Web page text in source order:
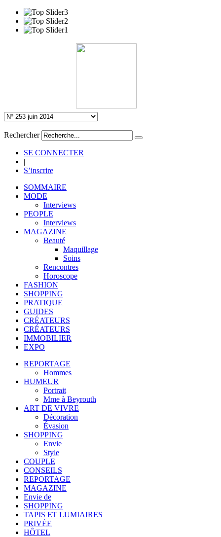
Rechercher
SE CONNECTER
|
S’inscrire
SOMMAIRE
MODE
Interviews
PEOPLE
Interviews
MAGAZINE
Beauté
Maquillage
Soins
Rencontres
Horoscope
FASHION
SHOPPING
PRATIQUE
GUIDES
CRÉATEURS
CRÉATEURS
IMMOBILIER
EXPO
REPORTAGE
Hommes
HUMEUR
Portrait
Mme à Beyrouth
ART DE VIVRE
Décoration
Évasion
SHOPPING
Envie
Style
COUPLE
CONSEILS
REPORTAGE
MAGAZINE
Envie de
SHOPPING
TAPIS ET LUMIAIRES
PRIVÉE
HÔTEL